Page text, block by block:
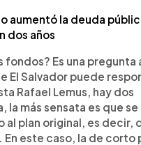
aumentó la deuda
dos años
fondos? Es una pregunta
El Salvador puede
Rafael Lemus, hay dos
la más sensata es que
al plan original, es decir,
En este caso, la de corto